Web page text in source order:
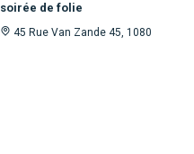
soirée de folie
45 Rue Van Zande 45, 1080